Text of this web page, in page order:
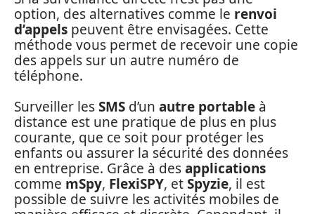
option, des alternatives comme le renvoi
d’appels peuvent être envisagées. Cette
méthode vous permet de recevoir une copie
des appels sur un autre numéro de
téléphone.
Surveiller lesSMS d’un autre portable à
distance est une pratique de plus en plus
courante, que ce soit pour protéger les
enfants ou assurer la sécurité des données
en entreprise. Grâce à desapplications
comme mSpy, FlexiSPY, etSpyzie, il est
possible de suivre les activités mobiles de